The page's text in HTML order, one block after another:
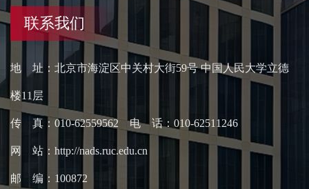
联系我们
地 址：北京市海淀区中关村大街59号 中国人民大学立德
楼11层
传 真：010-62559562 电 话：010-62511246
网 站：http://nads.ruc.edu.cn
邮 编：100872